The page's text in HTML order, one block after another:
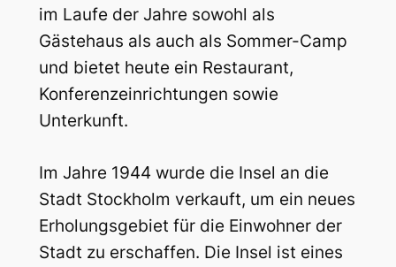
im Laufe der Jahre sowohl als
Gästehaus als auch als Sommer-Camp
und bietet heute ein Restaurant,
Konferenzeinrichtungen sowie
Unterkunft.
Im Jahre 1944 wurde die Insel an die
Stadt Stockholm verkauft, um ein neues
Erholungsgebiet für die Einwohner der
Stadt zu erschaffen. Die Insel ist eines